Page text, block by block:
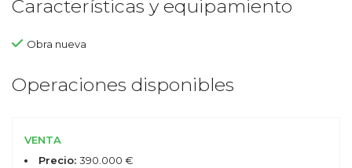
Características y equipamiento
Obra nueva
Operaciones disponibles
VENTA
Precio: 390.000 €